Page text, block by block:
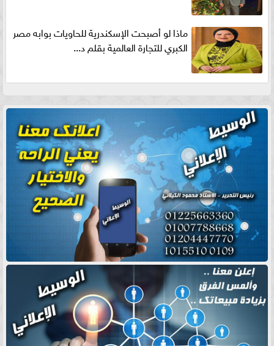
ماذا لو أصبحت الإسكندرية للحاويات بوابه مصر
الكبري للتجارة العالمية بقلم د...